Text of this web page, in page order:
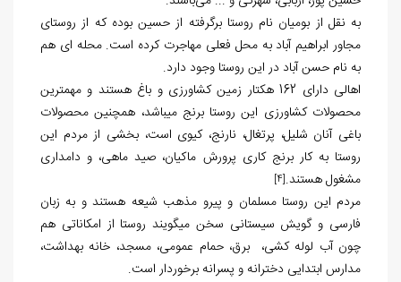
به نقل از بومیان نام روستا برگرفته از حسین بوده که از روستای
مجاور ابراهیم آباد به محل فعلی مهاجرت کرده است. محله ای هم
به نام حسن آباد در این روستا وجود دارد.
اهالی دارای 162 هکتار زمین کشاورزی و باغ هستند و مهمترین
محصولات کشاورزی این روستا برنج می‏باشد، همچنین محصولات
باغی آنان شلیل، پرتغال، نارنج، کیوی است، بخشی از مردم این
روستا به کار برنج کاری پرورش ماکیان، صید ماهی، و دامداری
مشغول هستند.[4]
مردم این روستا مسلمان و پیرو مذهب شیعه هستند و به زبان
فارسی و گویش سیستانی سخن می‏گویند روستا از امکاناتی هم
چون آب لوله کشی، برق، حمام عمومی، مسجد، خانه بهداشت،
مدارس ابتدایی دخترانه و پسرانه برخوردار است.